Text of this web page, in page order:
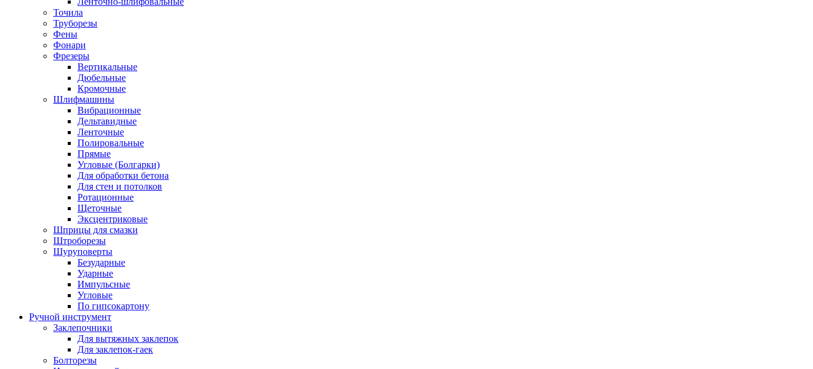
Точила
Труборезы
Фены
Фонари
Фрезеры
Вертикальные
Дюбельные
Кромочные
Шлифмашины
Вибрационные
Дельтавидные
Ленточные
Полировальные
Прямые
Угловые (Болгарки)
Для обработки бетона
Для стен и потолков
Ротационные
Щеточные
Эксцентриковые
Шприцы для смазки
Штроборезы
Шуруповерты
Безударные
Ударные
Импульсные
Угловые
По гипсокартону
Ручной инструмент
Заклепочники
Для вытяжных заклепок
Для заклепок-гаек
Болторезы